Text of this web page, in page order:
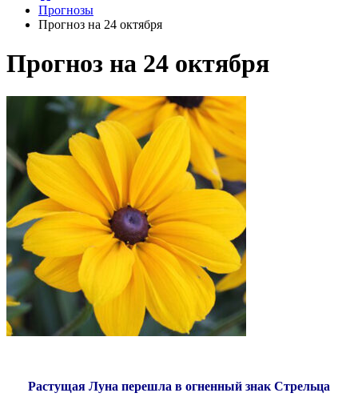
Прогнозы
Прогноз на 24 октября
Прогноз на 24 октября
Растущая Луна перешла в огненный знак Стрельца